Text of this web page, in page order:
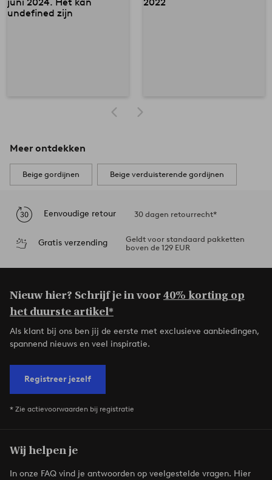
Meer ontdekken
Beige gordijnen Beige verduisterende gordijnen
Eenvoudige retour 30 dagen retourrecht*
Gratis verzending
Geldt voor standaard pakketten
boven de 129 EUR
Nieuw hier? Schrijf je in voor40% korting op
het duurste artikel*
Als klant bij ons ben jij de eerste met exclusieve aanbiedingen,
spannend nieuws en veel inspiratie.
Registreer jezelf
* Zie actievoorwaarden bij registratie
Wij helpen je
In onze FAQ vind je antwoorden op veelgestelde vragen. Hier